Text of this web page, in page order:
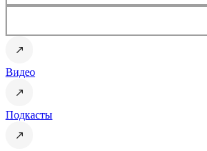
Видео
Подкасты